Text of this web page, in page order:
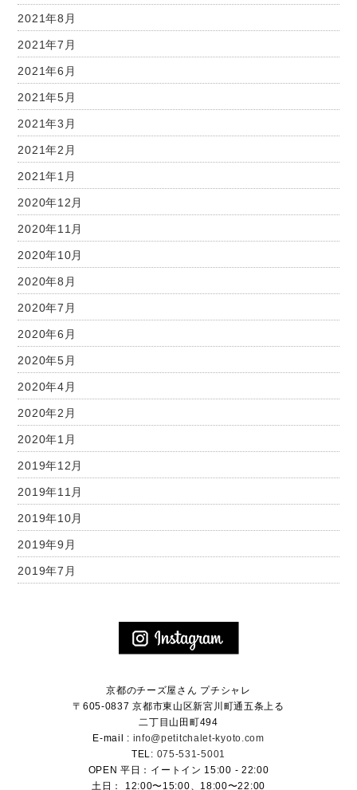
2021年8月
2021年7月
2021年6月
2021年5月
2021年3月
2021年2月
2021年1月
2020年12月
2020年11月
2020年10月
2020年8月
2020年7月
2020年6月
2020年5月
2020年4月
2020年2月
2020年1月
2019年12月
2019年11月
2019年10月
2019年9月
2019年7月
京都のチーズ屋さん プチシャレ
〒605-0837 京都市東山区新宮川町通五条上る
二丁目山田町494
E-mail : info@petitchalet-kyoto.com
TEL: 075-531-5001
OPEN 平日：イートイン 15:00 - 22:00
土日： 12:00〜15:00、18:00〜22:00